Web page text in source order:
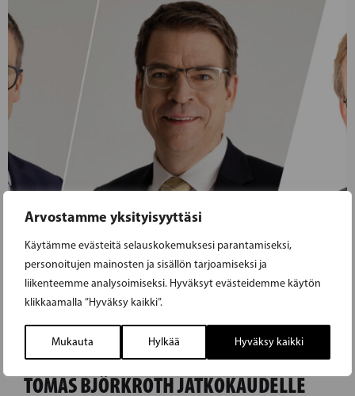
Arvostamme yksityisyyttäsi
Käytämme evästeitä selauskokemuksesi parantamiseksi,
personoitujen mainosten ja sisällön tarjoamiseksi ja
liikenteemme analysoimiseksi. Hyväksyt evästeidemme käytön
klikkaamalla ”Hyväksy kaikki”.
Mukauta Hylkää Hyväksy kaikki
13.04.2024
TOMAS BJÖRKROTH JATKOKAUDELLE